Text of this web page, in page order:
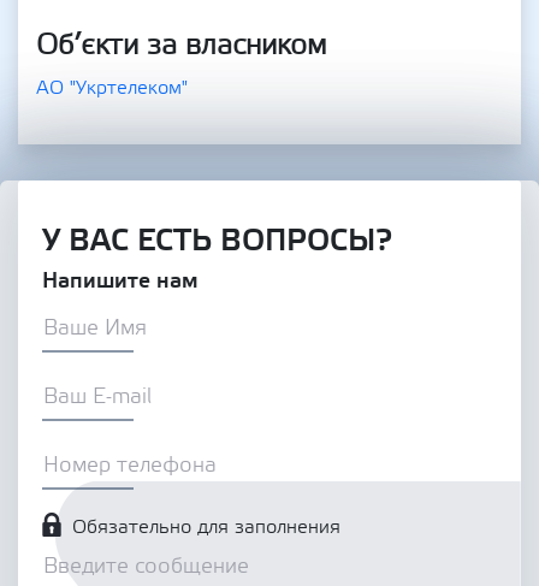
Об’єкти за власником
АО "Укртелеком"
У ВАС ЕСТЬ ВОПРОСЫ?
Напишите нам
Обязательно для заполнения